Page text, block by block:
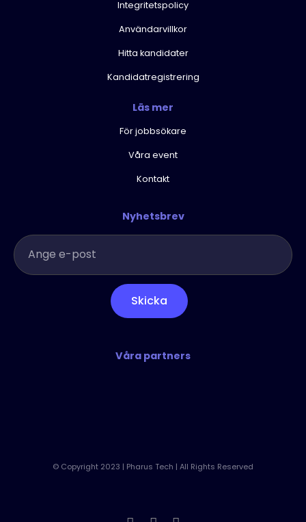
Integritetspolicy
Användarvillkor
Hitta kandidater
Kandidatregistrering
Läs mer
För jobbsökare
Våra event
Kontakt
Nyhetsbrev
Skicka
Våra partners
© Copyright 2023 | Pharus Tech | All Rights Reserved